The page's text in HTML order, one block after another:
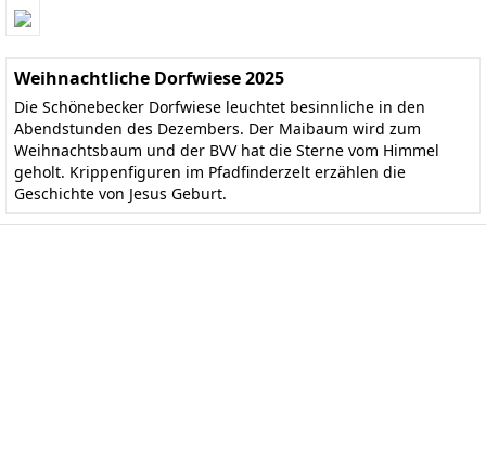
Weihnachtliche Dorfwiese 2025
Die Schönebecker Dorfwiese leuchtet besinnliche in den
Abendstunden des Dezembers. Der Maibaum wird zum
Weihnachtsbaum und der BVV hat die Sterne vom Himmel
geholt. Krippenfiguren im Pfadfinderzelt erzählen die
Geschichte von Jesus Geburt.